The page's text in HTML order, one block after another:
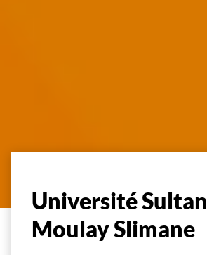
Université Sultan
Moulay Slimane